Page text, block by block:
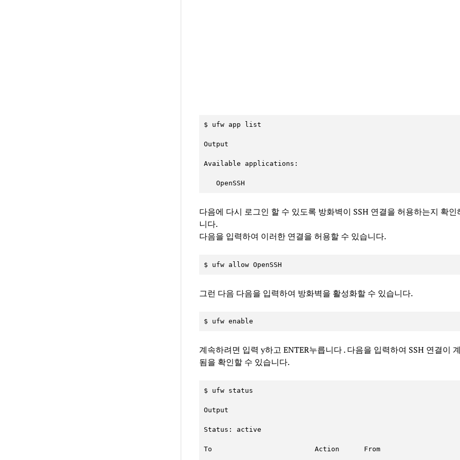
$ ufw app list
Output
Available applications:
OpenSSH
다음에 다시 로그인 할 수 있도록 방화벽이 SSH 연결을 허용하는지 확인
니다.
다음을 입력하여 이러한 연결을 허용할 수 있습니다.
$ ufw allow OpenSSH
그런 다음 다음을 입력하여 방화벽을 활성화할 수 있습니다.
$ ufw enable
계속하려면 입력 y하고 ENTER누릅니다 . 다음을 입력하여 SSH 연결이
됨을 확인할 수 있습니다.
$ ufw status
Output
Status: active
To                         Action      From